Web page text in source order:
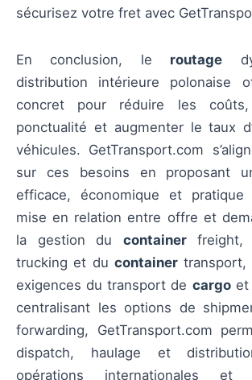
sécurisez votre fret avec
En conclusion, le routage
distribution intérieure polonaise
concret pour réduire les
ponctualité et augmenter le taux
véhicules. GetTransport.com
sur ces besoins en proposant
efficace, économique et
mise en relation entre offre et
la gestion du containerfreight,
trucking et du containertransport,
exigences du transport de cargoet
centralisant les options de
forwarding, GetTransport.com
dispatch, haulage et
opérations internationales et